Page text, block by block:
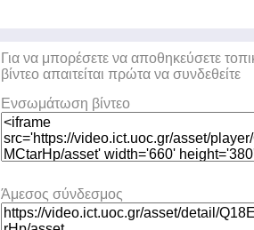
Για να μπορέσετε να αποθηκεύσετε
βίντεο απαιτείται πρώτα να συνδεθείτε
Ενσωμάτωση βίντεο
Άμεσος σύνδεσμος